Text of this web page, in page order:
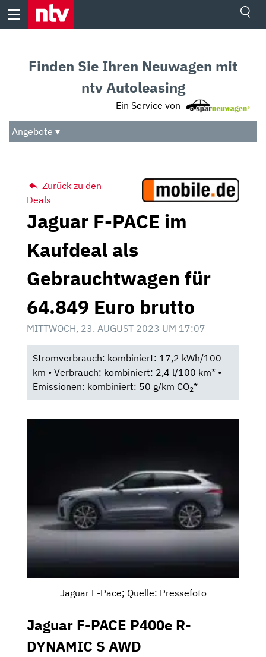
Skip
Audio
Das Beste
Finden Sie Ihren Neuwagen mit
ntv Autoleasing
Ein Service von
Angebote ▾
Zurück zu den
Deals
Jaguar F-PACE im
Kaufdeal als
Gebrauchtwagen für
64.849 Euro brutto
MITTWOCH, 23. AUGUST 2023 UM 17:07
Stromverbrauch: kombiniert: 17,2 kWh/100
km • Verbrauch: kombiniert: 2,4 l/100 km* •
Emissionen: kombiniert: 50 g/km CO2*
Jaguar F-Pace; Quelle: Pressefoto
Jaguar F-PACE P400e R-
DYNAMIC S AWD